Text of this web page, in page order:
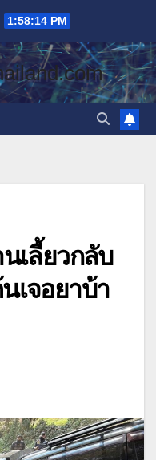
1:58:15 PM
เลี้ยวกลับ
เจอยาบ้า